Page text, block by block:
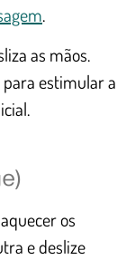
.
as mãos.
estimular a
os
e deslize